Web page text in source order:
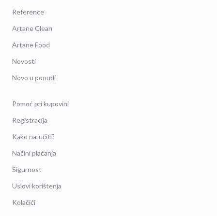
Reference
Artane Clean
Artane Food
Novosti
Novo u ponudi
Pomoć pri kupovini
Registracija
Kako naručiti?
Načini plaćanja
Sigurnost
Uslovi korištenja
Kolačići